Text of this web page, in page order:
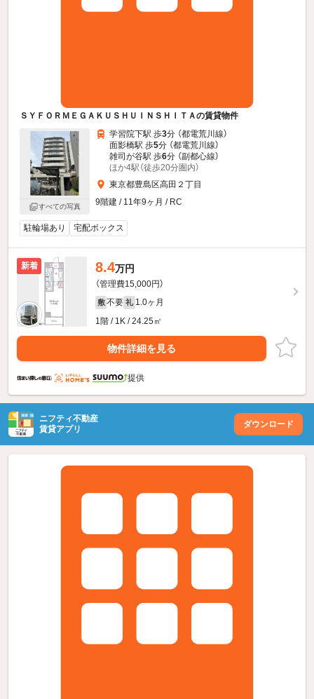
ＳＹＦＯＲＭＥＧＡＫＵＳＨＵＩＮＳＨＩＴＡの賃貸物件
すべての写真
学習院下駅 歩3分 （都電荒川線）
面影橋駅 歩5分 （都電荒川線）
雑司が谷駅 歩6分 （副都心線）
ほか4駅（徒歩20分圏内）
東京都豊島区高田２丁目
9階建 / 11年9ヶ月 / RC
駐輪場あり 宅配ボックス
新着 8.4万円
（管理費15,000円）
敷 不要 礼 1.0ヶ月
1階 / 1K / 24.25㎡
物件詳細を見る
提供
ニフティ不動産
賃貸アプリ
ダウンロード